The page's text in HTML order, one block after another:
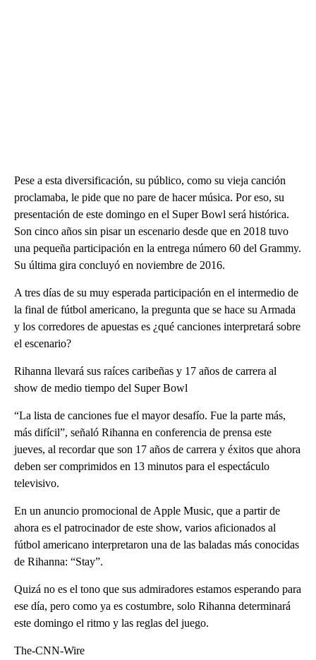
Pese a esta diversificación, su público, como su vieja canción
proclamaba, le pide que no pare de hacer música. Por eso, su
presentación de este domingo en el Super Bowl será histórica.
Son cinco años sin pisar un escenario desde que en 2018 tuvo
una pequeña participación en la entrega número 60 del Grammy.
Su última gira concluyó en noviembre de 2016.
A tres días de su muy esperada participación en el intermedio de
la final de fútbol americano, la pregunta que se hace su Armada
y los corredores de apuestas es ¿qué canciones interpretará sobre
el escenario?
Rihanna llevará sus raíces caribeñas y 17 años de carrera al
show de medio tiempo del Super Bowl
“La lista de canciones fue el mayor desafío. Fue la parte más,
más difícil”, señaló Rihanna en conferencia de prensa este
jueves, al recordar que son 17 años de carrera y éxitos que ahora
deben ser comprimidos en 13 minutos para el espectáculo
televisivo.
En un anuncio promocional de Apple Music, que a partir de
ahora es el patrocinador de este show, varios aficionados al
fútbol americano interpretaron una de las baladas más conocidas
de Rihanna: “Stay”.
Quizá no es el tono que sus admiradores estamos esperando para
ese día, pero como ya es costumbre, solo Rihanna determinará
este domingo el ritmo y las reglas del juego.
The-CNN-Wire